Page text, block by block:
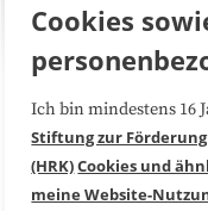
Über uns
Medienarbeit
Cookies
Ich bin mindestens 16
Stiftung zur
(HRK)Cookies und
meine Website-